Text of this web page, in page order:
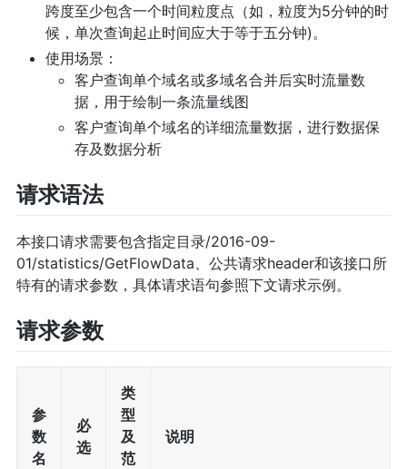
跨度至少包含一个时间粒度点（如，粒度为5分钟的时
候，单次查询起止时间应大于等于五分钟)。
使用场景：
客户查询单个域名或多域名合并后实时流量数
据，用于绘制一条流量线图
客户查询单个域名的详细流量数据，进行数据保
存及数据分析
请求语法
本接口请求需要包含指定目录/2016-09-
01/statistics/GetFlowData、公共请求header和该接口所
特有的请求参数，具体请求语句参照下文请求示例。
请求参数
参
数
名
必
选
类
型
及
范
说明